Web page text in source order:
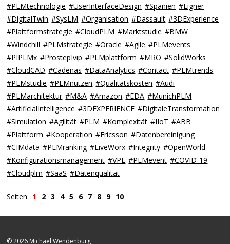
#PLMtechnologie #UserInterfaceDesign #Spanien #Eigner
#DigitalTwin #SysLM #Organisation #Dassault #3DExperience
#Plattformstrategie #CloudPLM #Marktstudie #BMW
#Windchill #PLMstrategie #Oracle #Agile #PLMevents
#PIPLMx #ProstepIvip #PLMplattform #MRO #SolidWorks
#CloudCAD #Cadenas #DataAnalytics #Contact #PLMtrends
#PLMstudie #PLMnutzen #Qualitätskosten #Audi
#PLMarchitektur #M&A #Amazon #EDA #MunichPLM
#ArtificialIntelligence #3DEXPERIENCE #DigitaleTransformation
#Simulation #Agilität #PLM #Komplexität #IIoT #ABB
#Plattform #Kooperation #Ericsson #Datenbereinigung
#CIMdata #PLMranking #LiveWorx #Integrity #OpenWorld
#Konfigurationsmanagement #VPE #PLMevent #COVID-19
#Cloudplm #SaaS #Datenqualität
Seiten 1 2 3 4 5 6 7 8 9 10
© 2026 Michael Wendenburg